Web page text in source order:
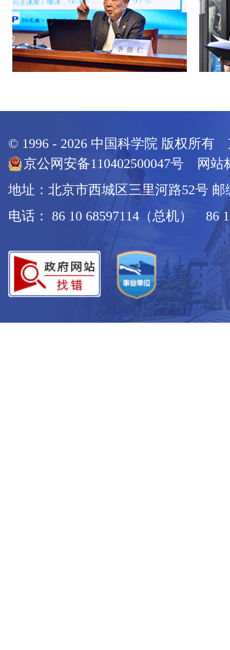
© 1996 - 2026 中国科学院 版权所有
京公网安备110402500047号 网站
地址：北京市西城区三里河路52号 邮
电话： 86 10 68597114（总机） 86